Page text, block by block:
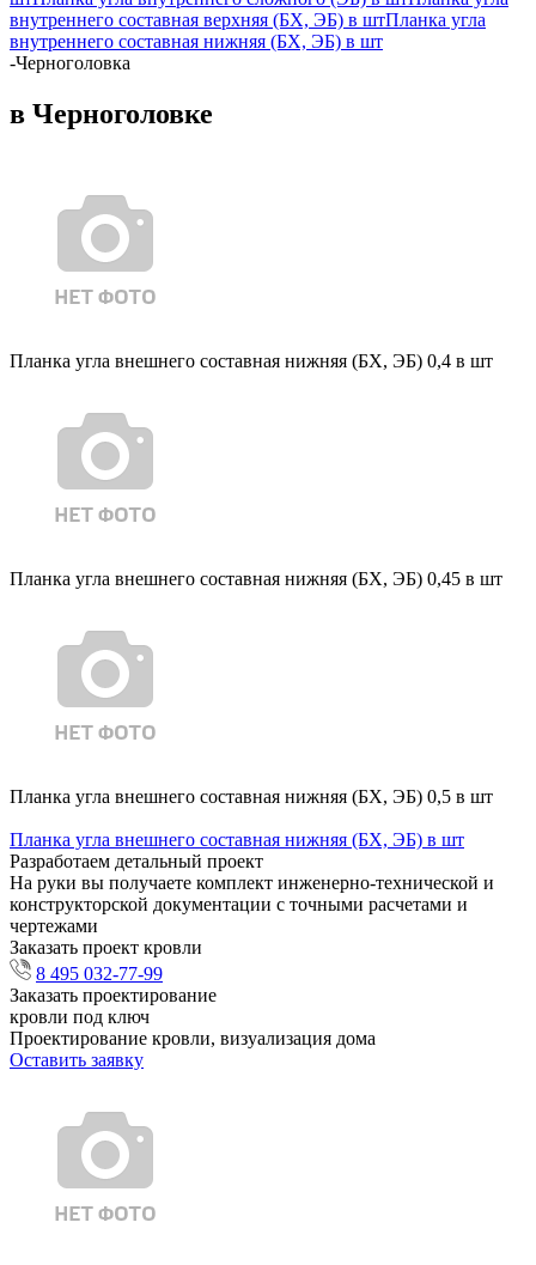
внутреннего составная верхняя (БХ, ЭБ) в штПланка угла
внутреннего составная нижняя (БХ, ЭБ) в шт
-Черноголовка
в Черноголовке
Планка угла внешнего составная нижняя (БХ, ЭБ) 0,4 в шт
Планка угла внешнего составная нижняя (БХ, ЭБ) 0,45 в шт
Планка угла внешнего составная нижняя (БХ, ЭБ) 0,5 в шт
Планка угла внешнего составная нижняя (БХ, ЭБ) в шт
Разработаем детальный проект
На руки вы получаете комплект инженерно-технической и
конструкторской документации с точными расчетами и
чертежами
Заказать проект кровли
8 495 032-77-99
Заказать проектирование
кровли под ключ
Проектирование кровли, визуализация дома
Оставить заявку